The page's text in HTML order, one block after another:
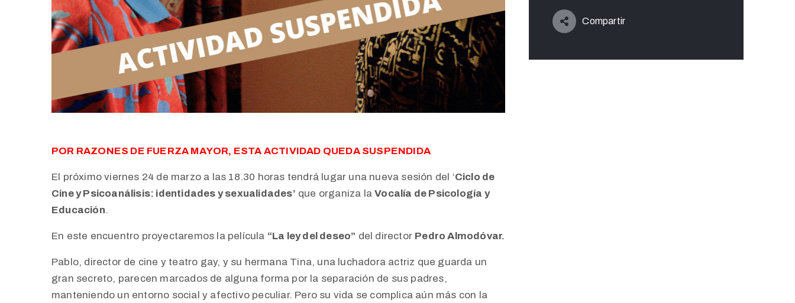
POR RAZONES DE FUERZA MAYOR, ESTA ACTIVIDAD QUEDA SUSPENDIDA
El próximo viernes 24 de marzo a las 18.30 horas tendrá lugar una nueva sesión del ‘Ciclo de
Cine y Psicoanálisis: identidades y sexualidades’ que organiza laVocalía de Psicología y
Educación.
En este encuentro proyectaremos la película “La ley del deseo” del director Pedro Almodóvar.
Pablo, director de cine y teatro gay, y su hermana Tina, una luchadora actriz que guarda un
gran secreto, parecen marcados de alguna forma por la separación de sus padres,
manteniendo un entorno social y afectivo peculiar. Pero su vida se complica aún más con la
Compartir